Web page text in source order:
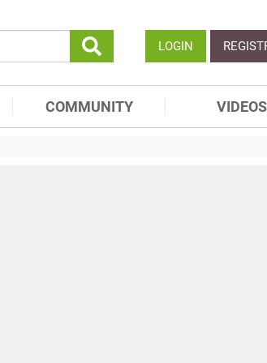
LOGIN
COMMUNITY VIDEOS